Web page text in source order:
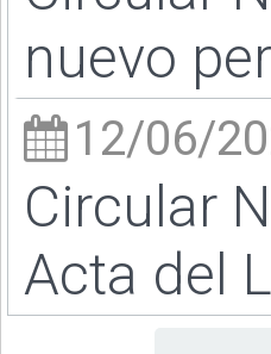
nuevo
12/06/
Circular
Acta del